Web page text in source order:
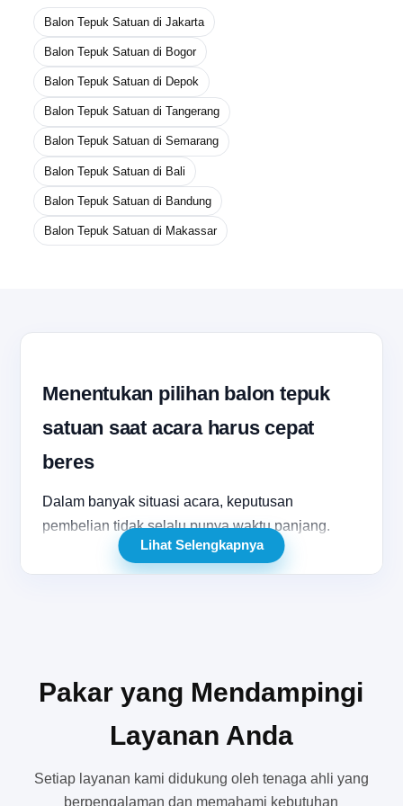
Balon Tepuk Satuan di Jakarta
Balon Tepuk Satuan di Bogor
Balon Tepuk Satuan di Depok
Balon Tepuk Satuan di Tangerang
Balon Tepuk Satuan di Semarang
Balon Tepuk Satuan di Bali
Balon Tepuk Satuan di Bandung
Balon Tepuk Satuan di Makassar
Menentukan pilihan balon tepuk
satuan saat acara harus cepat
beres
Dalam banyak situasi acara, keputusan
pembelian tidak selalu punya waktu panjang.
Panitia acara sekolah, EO kecil, admin
merchandise komunitas, sampai tim promosi
bisa dipenuhi tanpa harus menunggu volume
orang justru kesulitan menemukan balon tepuk
Lihat Selengkapnya
Pakar yang Mendampingi
Layanan Anda
Setiap layanan kami didukung oleh tenaga ahli yang
berpengalaman dan memahami kebutuhan